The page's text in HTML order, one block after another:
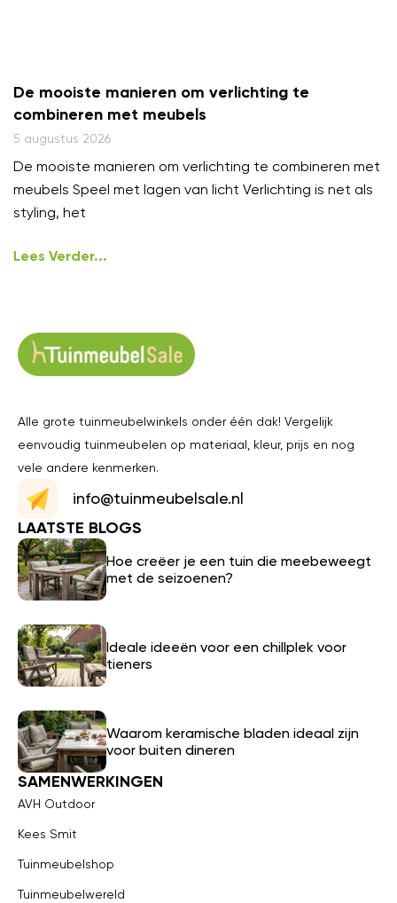
De mooiste manieren om verlichting te
combineren met meubels
5 augustus 2026
De mooiste manieren om verlichting te combineren met
meubels Speel met lagen van licht Verlichting is net als
styling, het
Lees Verder...
Alle grote tuinmeubelwinkels onder één dak! Vergelijk
eenvoudig tuinmeubelen op materiaal, kleur, prijs en nog
vele andere kenmerken.
info@tuinmeubelsale.nl
LAATSTE BLOGS
Hoe creëer je een tuin die meebeweegt
met de seizoenen?
Ideale ideeën voor een chillplek voor
tieners
Waarom keramische bladen ideaal zijn
voor buiten dineren
SAMENWERKINGEN
AVH Outdoor
Kees Smit
Tuinmeubelshop
Tuinmeubelwereld